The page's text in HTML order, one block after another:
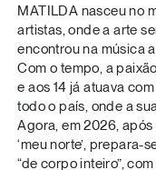
MATILDA nasceu no
artistas, onde a arte
encontrou na música
Com o tempo, a
e aos 14 já atuava
todo o país, onde a
Agora, em 2026, após
‘meu norte’, prepara-
“de corpo inteiro”,